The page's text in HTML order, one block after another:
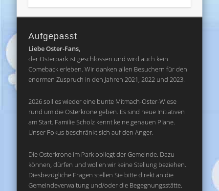
Aufgepasst
Liebe Oster-Fans,
der Osterpark ist geschlossen und wird auch kein
Comeback erleben. Wir danken allen Besuchern für den
enormen Zuspruch in den Jahren 2021, 2022 und 2023.
2026 soll es wieder eine bunte Mitmach-Oster-Wiese
rund um die Osterkrone geben. Es sind neue Initiativen
am Start. Familie Scholz kennt keine genauen Pläne.
Unser Fokus beschränkt sich auf den Anger.
Die Osterkrone im Park obliegt der Gemeinde. Dazu
können, dürfen und wollen wir keine Stellung beziehen.
Diesbezügliche Fragen stellen Sie bitte direkt an die
Gemeindeverwaltung und/oder die Begegnungsstätte.